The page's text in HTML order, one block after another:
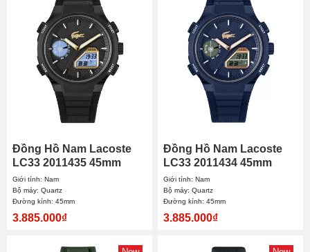
Đồng Hồ Nam Lacoste
LC33 2011435 45mm
Giới tính: Nam
Bộ máy: Quartz
Đường kính: 45mm
3.885.000₫
Đồng Hồ Nam Lacoste
LC33 2011434 45mm
Giới tính: Nam
Bộ máy: Quartz
Đường kính: 45mm
3.885.000₫